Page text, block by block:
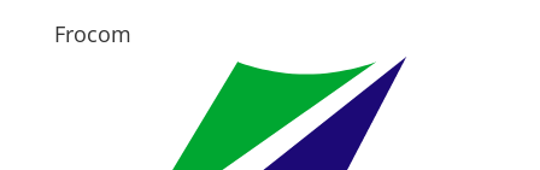
Frocom